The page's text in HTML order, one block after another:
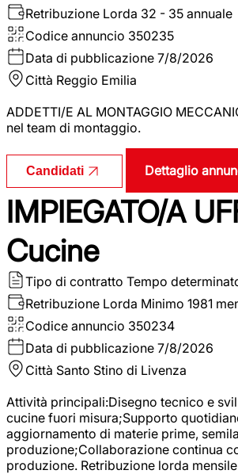
Retribuzione Lorda 32 - 35 annuale
Codice annuncio 350235
Data di pubblicazione 7/8/2026
Città Reggio Emilia
ADDETTI/E AL MONTAGGIO
nel team di montaggio.
Candidati Dettaglio
IMPIEGATO/A
Cucine
Tipo di contratto Tempo
Retribuzione Lorda Minimo 1981
Codice annuncio 350234
Data di pubblicazione 7/8/2026
Città Santo Stino di Livenza
Attività principali:Disegno tecnico e
cucine fuori misura;Supporto
aggiornamento di materie prime,
produzione;Collaborazione continua
produzione. Retribuzione lorda